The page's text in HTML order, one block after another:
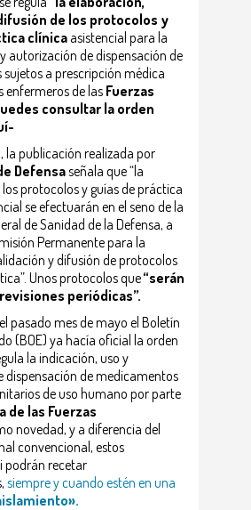
de los protocolos y
clínicaasistencial para la
autorización de dispensación de
a prescripción médica
enfermeros de las Fuerzas
consultar la orden
la publicación realizada por
Defensaseñala que “la
protocolos y guías de práctica
se efectuarán en el seno de la
de Sanidad de la Defensa, a
Permanente para la
y difusión de protocolos
Unos protocolos que“serán
periódicas”.
pasado mes de mayo el Boletín
(BOE) ya hacía oficial la orden
la indicación, uso y
dispensación de medicamentos
de uso humano por parte
de las Fuerzas
novedad, y a diferencia del
convencional, estos
podrán recetar
siempre y cuando estén en una